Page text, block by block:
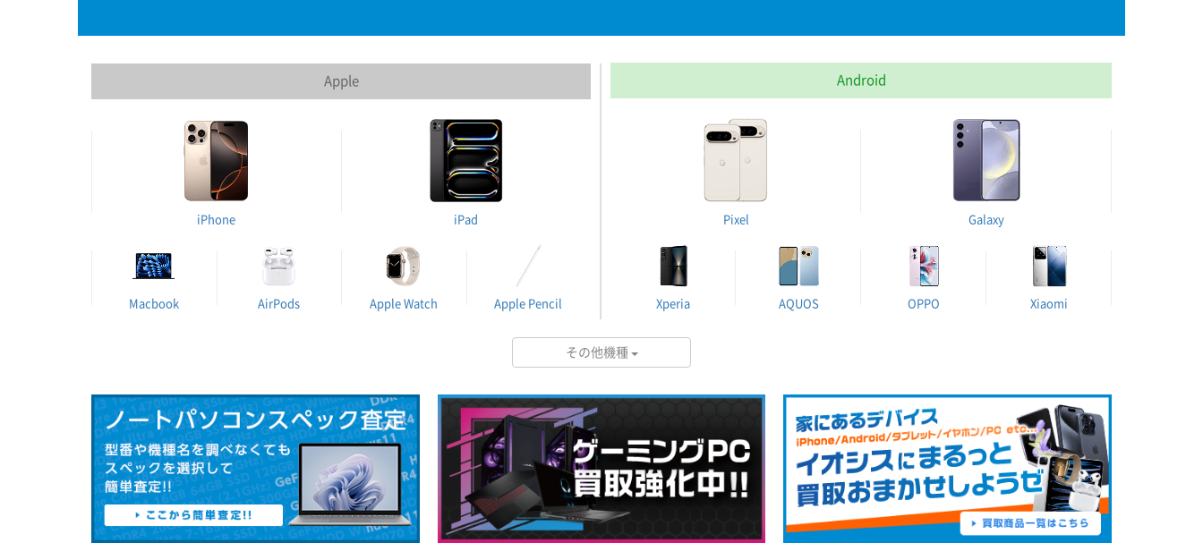
Apple
iPhone iPad
Macbook AirPods Apple Watch Apple Pencil
Android
Pixel Galaxy
Xperia AQUOS OPPO Xiaomi
その他機種